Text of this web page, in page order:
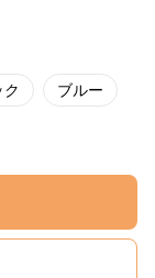
ク ブルー